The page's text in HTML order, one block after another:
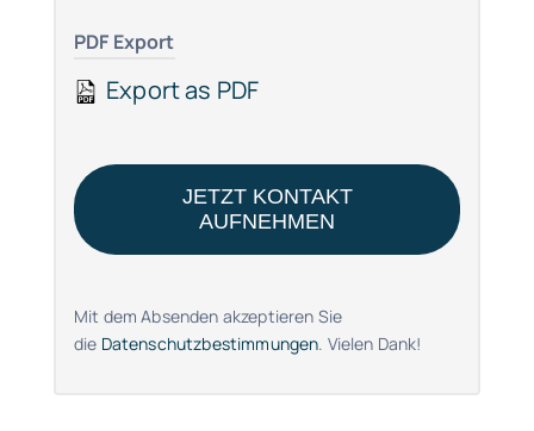
PDF Export
Export as PDF
JETZT KONTAKT
AUFNEHMEN
Mit dem Absenden akzeptieren Sie
die Datenschutzbestimmungen. Vielen Dank!